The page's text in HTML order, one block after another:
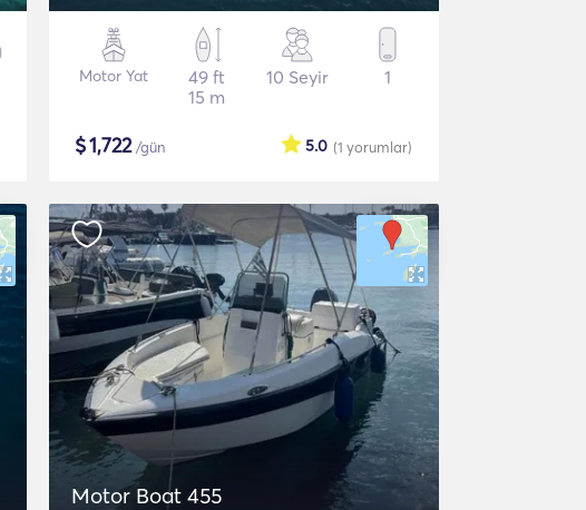
Motor Yat
49 ft
15 m
10 Seyir 1
$1,722/gün (1 yorumlar)
5.0
Motor Boat 455